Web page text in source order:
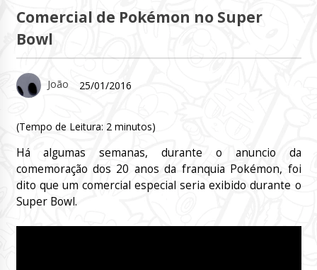
Comercial de Pokémon no Super
Bowl
João 25/01/2016
(Tempo de Leitura: 2 minutos)
Há algumas semanas, durante o anuncio da
comemoração dos 20 anos da franquia Pokémon, foi
dito que um comercial especial seria exibido durante o
Super Bowl.